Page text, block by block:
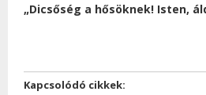
„Dicsőség a hősöknek! Isten,
Kapcsolódó cikkek: